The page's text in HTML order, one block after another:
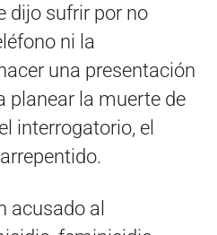
dijo sufrir por no
ni la
una presentación
planear la muerte de
interrogatorio, el
acusado al